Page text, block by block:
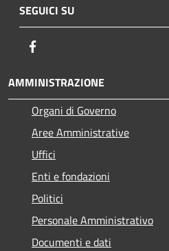
SEGUICI SU
AMMINISTRAZIONE
Organi di Governo
Aree Amministrative
Uffici
Enti e fondazioni
Politici
Personale Amministrativo
Documenti e dati